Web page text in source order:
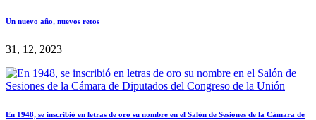
Un nuevo año, nuevos retos
31, 12, 2023
En 1948, se inscribió en letras de oro su nombre en el Salón de Sesiones de la Cámara de